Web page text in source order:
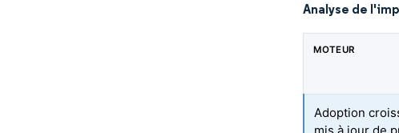
Analyse de
MOTEUR
Adoption